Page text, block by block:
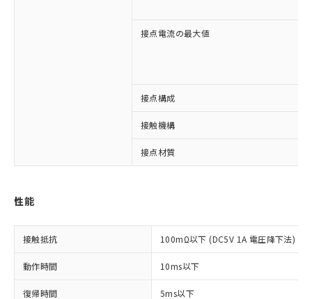
接点電流の最大値
接点構成
接触機構
接点材質
性能
接触抵抗 100mΩ以下 (DC5V 1A 電圧降下法)
動作時間 10ms以下
復帰時間 5ms以下
以下の条件をお読みいただき、同意のうえ
ご利用ください。
本サービスは、当社制御機器事業取扱
商品の当社在庫状況および標準価格
(税抜)を提供させていただくもので
対応済み：EU RoHS指令（10物質）の
定はありません。
調査・確認中：EU RoHS指令（10物質）の
非含有の対応状況を調査中または確認中の
商品です。
※1 中国RoHS○×表